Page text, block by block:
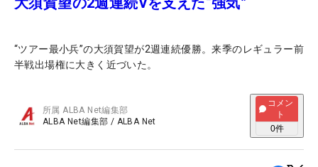
“ツアー最小兵”の大須賀望が2週連続優勝。来季のレギュラー前
半戦出場権に大きく近づいた。
所属ALBA Net編集部
ALBA Net編集部 / ALBA Net
コメン
ト
0件